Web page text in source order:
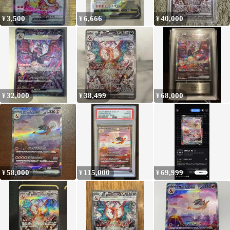
¥3,500 ¥6,666 ¥40,000
¥32,000 ¥38,499 ¥68,000
¥58,000 ¥ 115,000 ¥69,999